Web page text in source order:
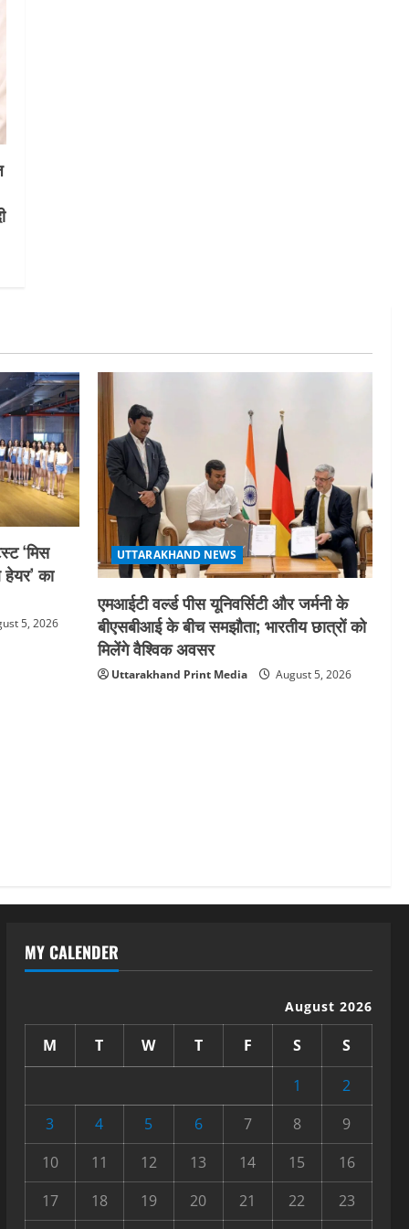
‘मिस
का
5, 2026
UTTARAKHAND NEWS
एमआईटी वर्ल्ड पीस यूनिवर्सिटी और जर्मनी के
बीएसबीआई के बीच समझौता; भारतीय छात्रों को
मिलेंगे वैश्विक अवसर
Uttarakhand Print Media August 5, 2026
MY CALENDER
August 2026
M T W T F S
S
1
2
3
4 5 6 7 8
9
10
11 12 13 14 15
16
17
18 19 20 21 22 23